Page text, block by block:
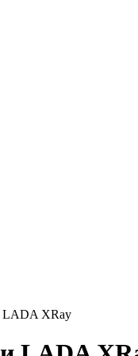
LADA XRay